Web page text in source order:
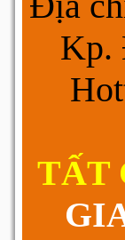
Kp.
TẤT